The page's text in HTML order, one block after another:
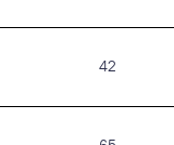
42